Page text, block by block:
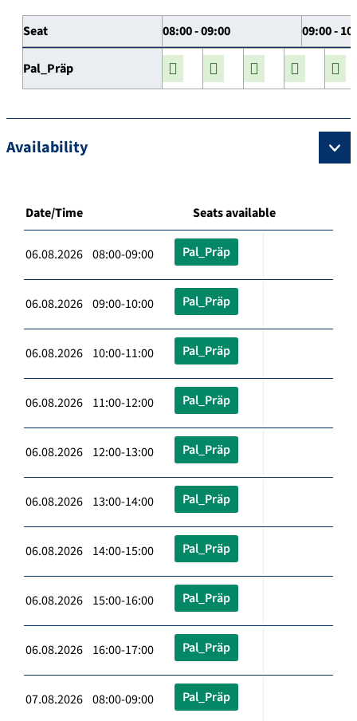
Seat 08:00 - 09:00 09:00 -
Pal_Präp
Availability
Date/Time Seats available
06.08.2026 08:00-09:00 Pal_Präp
06.08.2026 09:00-10:00 Pal_Präp
06.08.2026 10:00-11:00 Pal_Präp
06.08.2026 11:00-12:00 Pal_Präp
06.08.2026 12:00-13:00 Pal_Präp
06.08.2026 13:00-14:00 Pal_Präp
06.08.2026 14:00-15:00 Pal_Präp
06.08.2026 15:00-16:00 Pal_Präp
06.08.2026 16:00-17:00 Pal_Präp
07.08.2026 08:00-09:00 Pal_Präp